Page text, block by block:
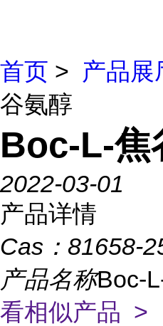
首页 > 产品展
谷氨醇
Boc-L-焦
2022-03-01
产品详情
Cas： 81658-
产品名称Boc-
看相似产品 >